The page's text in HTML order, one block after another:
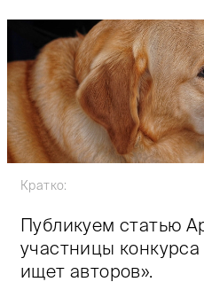
Кратко:
Публикуем статью
участницы конкурса
ищет авторов».